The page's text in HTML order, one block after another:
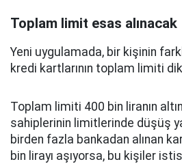
Toplam limit esas alınacak
Yeni uygulamada, bir kişinin
kredi kartlarının toplam limiti
Toplam limiti 400 bin liranın
sahiplerinin limitlerinde düşüş
birden fazla bankadan alınan
bin lirayı aşıyorsa, bu kişiler